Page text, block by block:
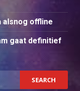
alsnog offline
gaat definitief